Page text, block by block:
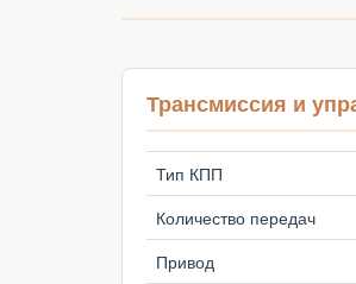
Трансмиссия и
Тип КПП
Количество передач
Привод